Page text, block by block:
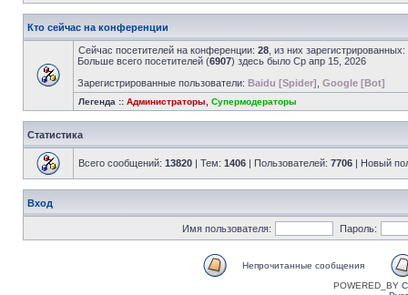
Кто сейчас на конференции
Сейчас посетителей на конференции: 28 , из них
Больше всего посетителей (6907) здесь было Ср апр 15, 2026
Зарегистрированные пользователи: Baidu [Spider] Google [Bot]
Легенда :: Администраторы Супермодераторы
Статистика
Всего сообщений: 13820 | Тем: 1406 | Пользователей: 7706 | Новый
Вход
Имя пользователя: Пароль:
Непрочитанные сообщения
POWERED_BY